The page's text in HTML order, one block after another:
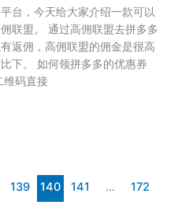
台，今天给大家介绍一款可以
联盟。 通过高佣联盟去拼多多
返佣，高佣联盟的佣金是很高
下。 如何领拼多多的优惠券
维码直接
139 140 141 …
172